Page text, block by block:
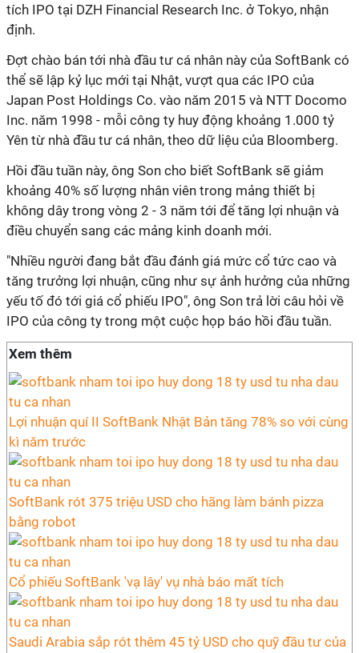
tích IPO tại DZH Financial Research Inc. ở Tokyo, nhận
định.
Đợt chào bán tới nhà đầu tư cá nhân này của SoftBank có
thể sẽ lập kỷ lục mới tại Nhật, vượt qua các IPO của
Japan Post Holdings Co. vào năm 2015 và NTT Docomo
Inc. năm 1998 - mỗi công ty huy động khoảng 1.000 tỷ
Yên từ nhà đầu tư cá nhân, theo dữ liệu của Bloomberg.
Hồi đầu tuần này, ông Son cho biết SoftBank sẽ giảm
khoảng 40% số lượng nhân viên trong mảng thiết bị
không dây trong vòng 2 - 3 năm tới để tăng lợi nhuận và
điều chuyển sang các mảng kinh doanh mới.
"Nhiều người đang bắt đầu đánh giá mức cổ tức cao và
tăng trưởng lợi nhuận, cũng như sự ảnh hưởng của những
yếu tố đó tới giá cổ phiếu IPO", ông Son trả lời câu hỏi về
IPO của công ty trong một cuộc họp báo hồi đầu tuần.
Xem thêm
Lợi nhuận quí II SoftBank Nhật Bản tăng 78% so với cùng
kì năm trước
SoftBank rót 375 triệu USD cho hãng làm bánh pizza
bằng robot
Cổ phiếu SoftBank 'vạ lây' vụ nhà báo mất tích
Saudi Arabia sắp rót thêm 45 tỷ USD cho quỹ đầu tư của